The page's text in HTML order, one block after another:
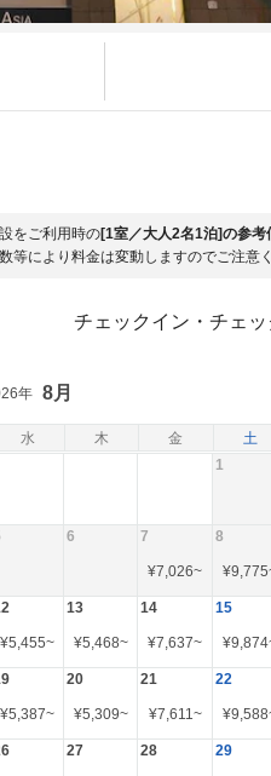
をご利用時の[1室／大人2名1泊]の参考
等により料金は変動しますのでご注意く
チェックイン・チェ
水 木 金 土
年 8月
1
6 7
¥7,026~
8
¥9,775
¥5,455~
13
¥5,468~
14
¥7,637~
15
¥9,874
¥5,387~
20
¥5,309~
21
¥7,611~
22
¥9,588
27 28 29